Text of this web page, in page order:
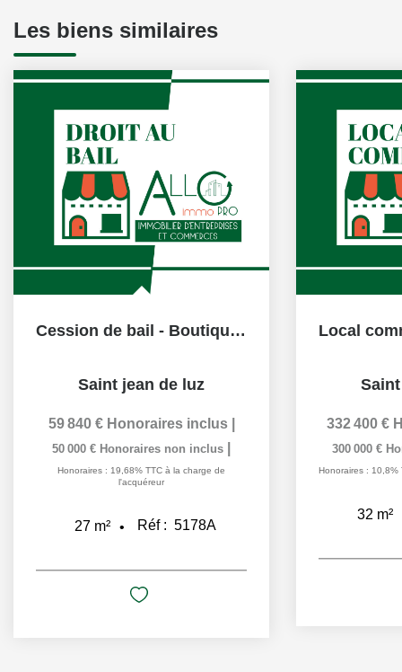
Les biens similaires
Cession de bail - Boutique à Saint Jean De Luz
Saint jean de luz
59 840 € Honoraires inclus
50 000 € Honoraires non inclus
Honoraires : 19,68% TTC à la charge de
l'acquéreur
27 m² Réf : 5178A
332 400 €
300 000 €
Honoraires : 10,8%
32 m²